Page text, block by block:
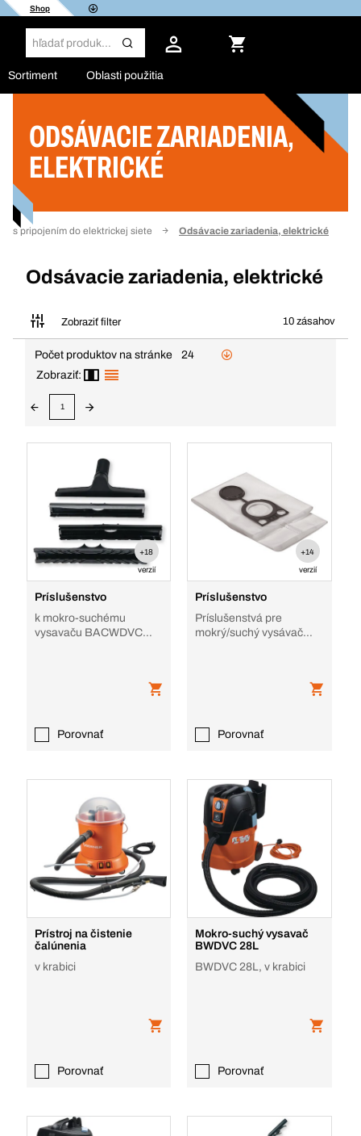
Shop
Sortiment Oblasti použitia
ODSÁVACIE ZARIADENIA,
ELEKTRICKÉ
s pripojením do elektrickej siete Odsávacie zariadenia, elektrické
Odsávacie zariadenia, elektrické
Zobraziť filter 10 zásahov
Filter
Počet produktov na stránke
24
Zobraziť:
1
+18
verzií
Príslušenstvo
k mokro-suchému
vysavaču BACWDVC
Porovnať
+14
verzií
Príslušenstvo
Príslušenstvá pre
mokrý/suchý vysávač
Porovnať
Prístroj na čistenie
čalúnenia
v krabici
Porovnať
Mokro-suchý vysavač
BWDVC 28L
BWDVC 28L, v krabici
Porovnať